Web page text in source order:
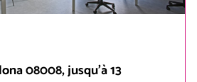
08008, jusqu'à 13